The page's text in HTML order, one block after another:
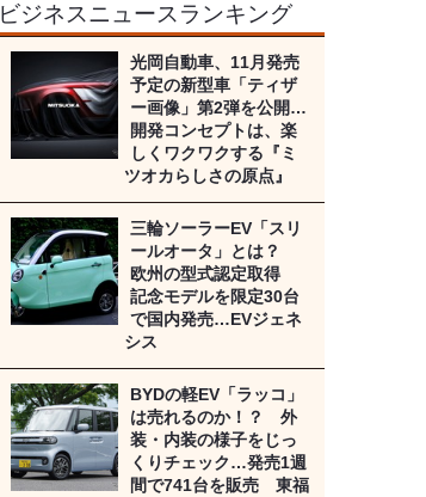
ビジネスニュースランキング
光岡自動車、11月発売
予定の新型車「ティザ
ー画像」第2弾を公開…
開発コンセプトは、楽
しくワクワクする『ミ
ツオカらしさの原点』
三輪ソーラーEV「スリ
ールオータ」とは？
欧州の型式認定取得
記念モデルを限定30台
で国内発売…EVジェネ
シス
BYDの軽EV「ラッコ」
は売れるのか！？ 外
装・内装の様子をじっ
くりチェック…発売1週
間で741台を販売 東福